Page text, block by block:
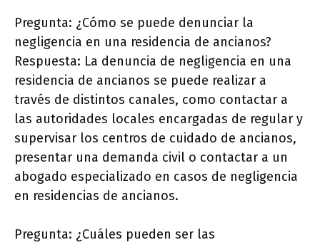
Pregunta: ¿Cómo se puede denunciar la
negligencia en una residencia de ancianos?
Respuesta: La denuncia de negligencia en una
residencia de ancianos se puede realizar a
través de distintos canales, como contactar a
las autoridades locales encargadas de regular y
supervisar los centros de cuidado de ancianos,
presentar una demanda civil o contactar a un
abogado especializado en casos de negligencia
en residencias de ancianos.
Pregunta: ¿Cuáles pueden ser las